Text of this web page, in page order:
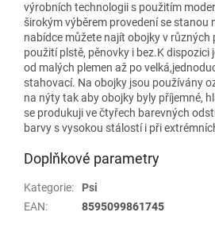
výrobních technologii s použitím
širokým výběrem provedení se stanou
nabídce můžete najít obojky v různých
použití plstě, pěnovky i bez.K dispozici
od malých plemen až po
stahovací. Na obojky jsou používány
na nýty tak aby obojky byly příjemné,
se produkuji ve čtyřech barevných
barvy s vysokou stálostí i při
Doplňkové parametry
Kategorie:
Psi
EAN: 8595099861745